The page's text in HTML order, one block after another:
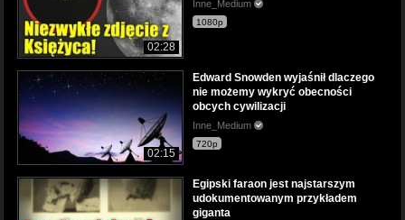
02:28
Inne_Medium
1080p
02:15
Edward Snowden wyjaśnił dlaczego
nie możemy wykryć obecności
obcych cywilizacji
Inne_Medium
720p
Egipski faraon jest najstarszym
udokumentowanym przykładem
giganta